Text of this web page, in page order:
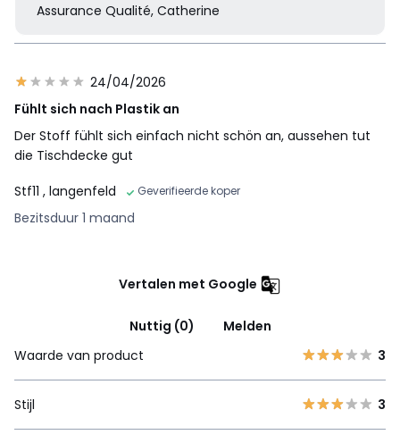
Assurance Qualité, Catherine
24/04/2026
Fühlt sich nach Plastik an
Der Stoff fühlt sich einfach nicht schön an, aussehen tut
die Tischdecke gut
Stf11 , langenfeld Geverifieerde koper
Bezitsduur 1 maand
Vertalen met Google
Nuttig (0)
Melden
Waarde van product
3
Stijl 3